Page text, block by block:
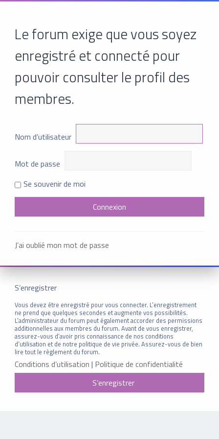
Le forum exige que vous soyez
enregistré et connecté pour
pouvoir consulter le profil des
membres.
Nom d’utilisateur
Mot de passe
Se souvenir de moi
J’ai oublié mon mot de passe
S’enregistrer
Vous devez être enregistré pour vous connecter. L’enregistrement
ne prend que quelques secondes et augmente vos possibilités.
L’administrateur du forum peut également accorder des permissions
additionnelles aux membres du forum. Avant de vous enregistrer,
assurez-vous d’avoir pris connaissance de nos conditions
d’utilisation et de notre politique de vie privée. Assurez-vous de bien
lire tout le règlement du forum.
Conditions d’utilisation | Politique de confidentialité
S’enregistrer